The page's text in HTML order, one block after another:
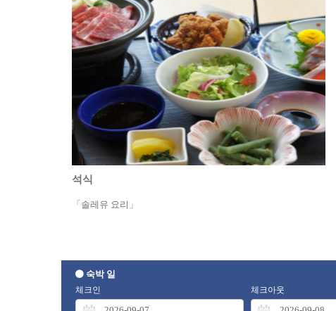
석식
「솔레유 요리」
숙박 일
체크인 체크아웃